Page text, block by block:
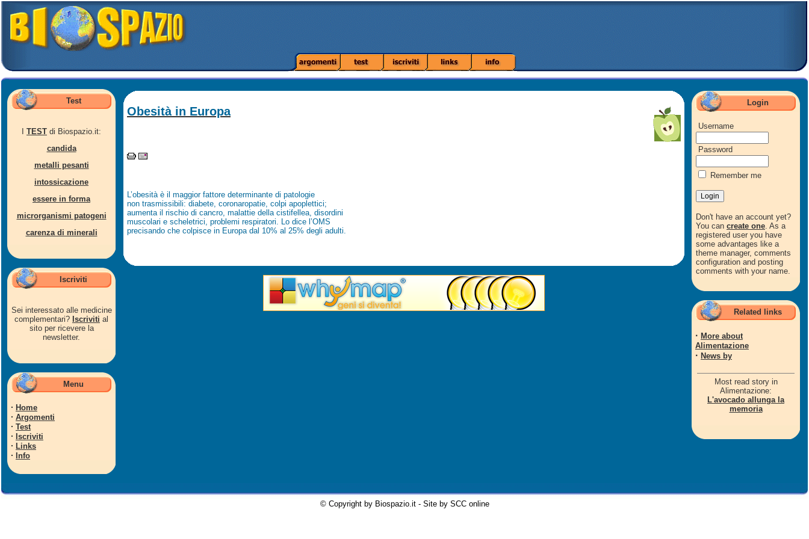
Test
TEST di Biospazio.it:
candida
metalli pesanti
intossicazione
essere in forma
microrganismi patogeni
carenza di minerali
Iscriviti
Sei interessato alle medicine
complementari? Iscriviti al
sito per ricevere la
newsletter.
Menu
· Home
· Argomenti
· Test
· Iscriviti
· Links
· Info
Obesità in Europa
L’obesità è il maggior fattore determinante di patologie
non trasmissibili: diabete, coronaropatie, colpi apoplettici;
aumenta il rischio di cancro, malattie della cistifellea, disordini
muscolari e scheletrici, problemi respiratori. Lo dice l’OMS
precisando che colpisce in Europa dal 10% al 25% degli adulti.
Login
Username
Password
Remember me
Don't have an account yet?
You can create one. As a
registered user you have
some advantages like a
theme manager, comments
configuration and posting
comments with your name.
Related links
· More about
Alimentazione
· News by
Most read story in
Alimentazione:
L'avocado allunga la
memoria
© Copyright by Biospazio.it - Site by SCC online